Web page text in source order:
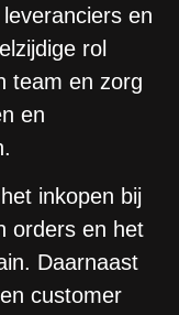
en
rol
team en zorg
en
inkopen bij
orders en het
Daarnaast
customer